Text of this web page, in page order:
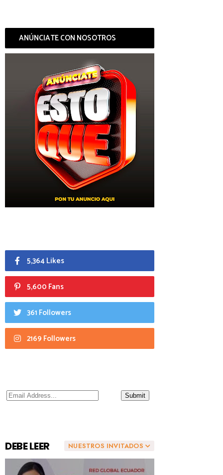
ANÚNCIATE CON NOSOTROS
5,364 Likes
5,600 Fans
361 Followers
2169 Followers
NUESTROS INVITADOS
DEBE LEER